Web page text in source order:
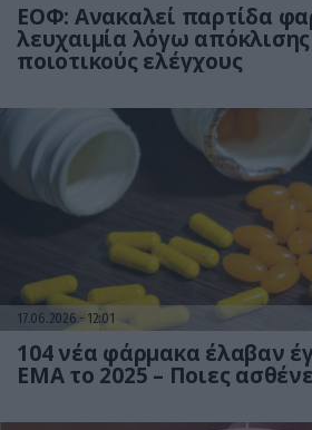
ΕΟΦ: Ανακαλεί παρτίδα
λευχαιμία λόγω
ποιοτικούς ελέγχους
17.06.2026 12:01
104 νέα φάρμακα έλαβαν
EMA το 2025 – Ποιες